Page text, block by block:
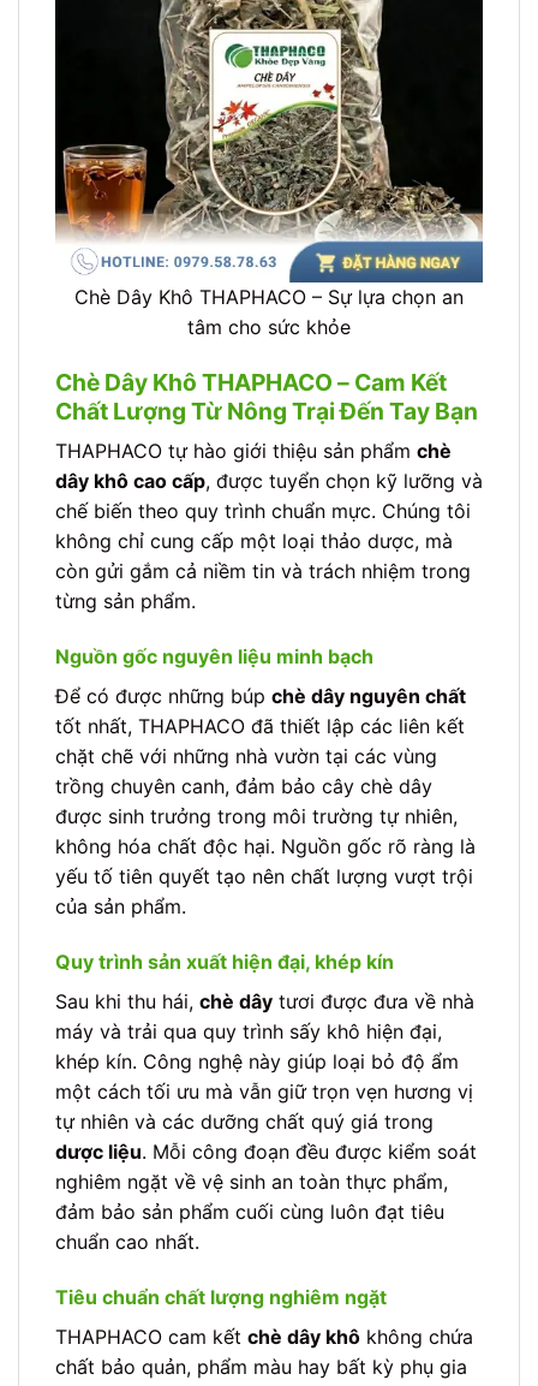
Chè Dây Khô THAPHACO – Sự lựa chọn an
tâm cho sức khỏe
Chè Dây Khô THAPHACO – Cam Kết
Chất Lượng Từ Nông Trại Đến Tay Bạn
THAPHACO tự hào giới thiệu sản phẩm chè
dây khô cao cấp, được tuyển chọn kỹ lưỡng và
chế biến theo quy trình chuẩn mực. Chúng tôi
không chỉ cung cấp một loại thảo dược, mà
còn gửi gắm cả niềm tin và trách nhiệm trong
từng sản phẩm.
Nguồn gốc nguyên liệu minh bạch
Để có được những búp chè dây nguyên chất
tốt nhất, THAPHACO đã thiết lập các liên kết
chặt chẽ với những nhà vườn tại các vùng
trồng chuyên canh, đảm bảo cây chè dây
được sinh trưởng trong môi trường tự nhiên,
không hóa chất độc hại. Nguồn gốc rõ ràng là
yếu tố tiên quyết tạo nên chất lượng vượt trội
của sản phẩm.
Quy trình sản xuất hiện đại, khép kín
Sau khi thu hái, chè dây tươi được đưa về nhà
máy và trải qua quy trình sấy khô hiện đại,
khép kín. Công nghệ này giúp loại bỏ độ ẩm
một cách tối ưu mà vẫn giữ trọn vẹn hương vị
tự nhiên và các dưỡng chất quý giá trong
dược liệu. Mỗi công đoạn đều được kiểm soát
nghiêm ngặt về vệ sinh an toàn thực phẩm,
đảm bảo sản phẩm cuối cùng luôn đạt tiêu
chuẩn cao nhất.
Tiêu chuẩn chất lượng nghiêm ngặt
THAPHACO cam kết chè dây khô không chứa
chất bảo quản, phẩm màu hay bất kỳ phụ gia